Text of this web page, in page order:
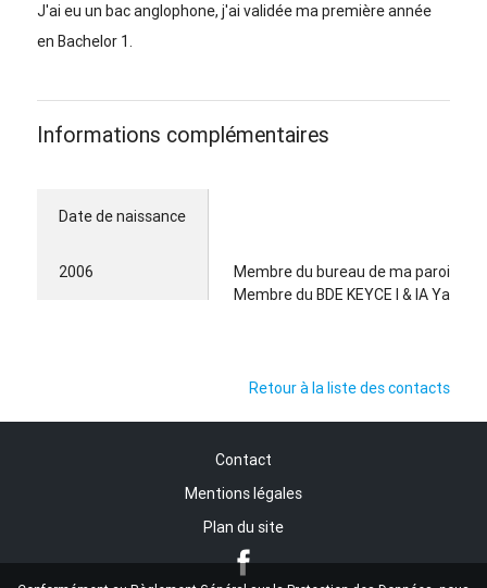
J'ai eu un bac anglophone, j'ai validée ma première année
en Bachelor 1.
Informations complémentaires
Date de naissance
2006
Membre du bureau de ma
Membre du BDE KEYCE I & IA
Retour à la liste des contacts
Contact
Mentions légales
Plan du site